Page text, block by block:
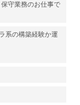
守業務のお仕事で
系の構築経験か運